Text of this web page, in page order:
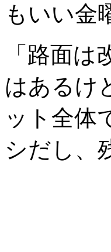
もいい金
「路面
はあるけ
ット全体
シだし、